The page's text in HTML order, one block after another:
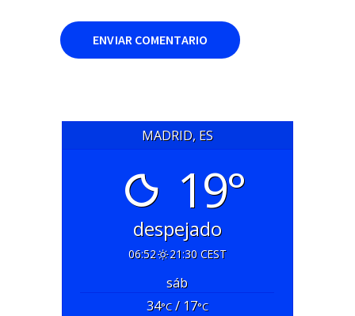
MADRID, ES
19°
despejado
06:52 21:30 CEST
sáb
34°C/ 17°C